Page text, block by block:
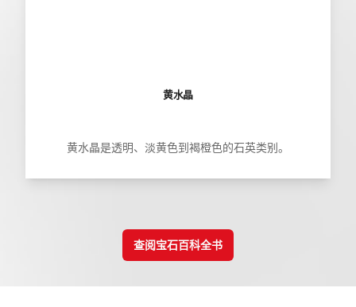
黄水晶
黄水晶是透明、淡黄色到褐橙色的石英类别。
查阅宝石百科全书